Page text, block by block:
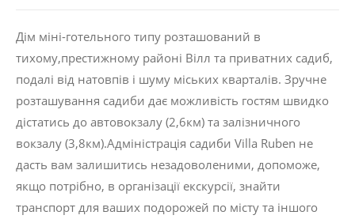
Дім міні-готельного типу розташований в
тихому,престижному районі Вілл та приватних садиб,
подалі від натовпів і шуму міських кварталів. Зручне
розташування садиби дає можливість гостям швидко
дістатись до автовокзалу (2,6км) та залізничного
вокзалу (3,8км).Адміністрація садиби Villa Ruben не
дасть вам залишитись незадоволеними, допоможе,
якщо потрібно, в організації екскурсії, знайти
транспорт для ваших подорожей по місту та іншого